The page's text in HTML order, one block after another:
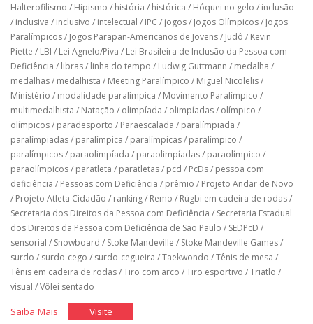
Halterofilismo / Hipismo / história / histórica / Hóquei no gelo / inclusão
/ inclusiva / inclusivo / intelectual / IPC / jogos/ Jogos Olímpicos/ Jogos
Paralímpicos/ Jogos Parapan-Americanos de Jovens/ Judô / Kevin
Piette / LBI / Lei Agnelo/Piva / Lei Brasileira de Inclusão da Pessoa com
Deficiência / libras/ linha do tempo / Ludwig Guttmann / medalha /
medalhas/ medalhista / Meeting Paralímpico / Miguel Nicolelis/
Ministério / modalidade paralímpica / Movimento Paralímpico /
multimedalhista / Natação / olimpíada / olimpíadas/ olímpico /
olímpicos/ paradesporto / Paraescalada / paralímpiada /
paralímpiadas/ paralímpica / paralímpicas/ paralímpico /
paralímpicos/ paraolimpíada / paraolimpíadas/ paraolímpico /
paraolímpicos/ paratleta / paratletas/ pcd / PcDs/ pessoa com
deficiência / Pessoas com Deficiência / prêmio / Projeto Andar de Novo
/ Projeto Atleta Cidadão / ranking/ Remo / Rúgbi em cadeira de rodas/
Secretaria dos Direitos da Pessoa com Deficiência / Secretaria Estadual
dos Direitos da Pessoa com Deficiência de São Paulo / SEDPcD /
sensorial / Snowboard / Stoke Mandeville / Stoke Mandeville Games/
surdo / surdo-cego / surdo-cegueira /Taekwondo /Tênis de mesa /
Tênis em cadeira de rodas/Tiro com arco /Tiro esportivo /Triatlo /
visual /Vôlei sentado
Saiba Mais"HistóriaVisite"História